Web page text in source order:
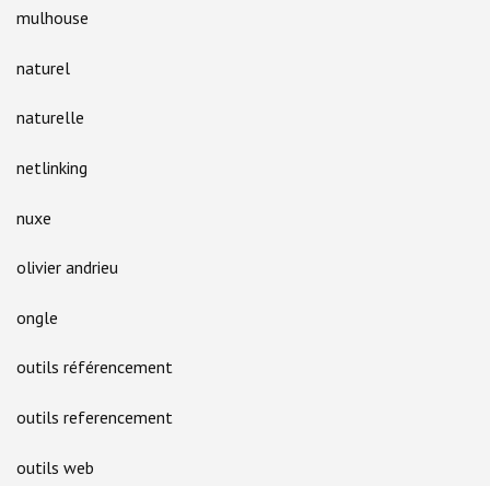
mulhouse
naturel
naturelle
netlinking
nuxe
olivier andrieu
ongle
outils référencement
outils referencement
outils web